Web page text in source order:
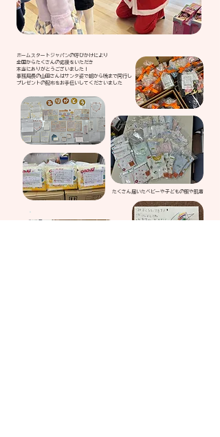
ホームスタートジャパンの呼びかけにより
全国からたくさんの応援をいただき
​本当にありがとうございました！
事務局長の山田さんはサンタ姿で朝から晩まで同行し
プレゼントの配布をお手伝いしてくださいました
たくさん届いたベビーや子どもの服や肌着